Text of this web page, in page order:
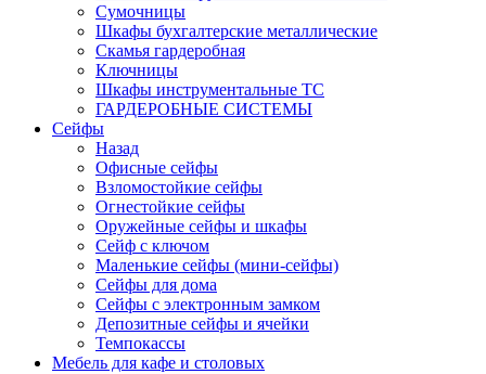
Сумочницы
Шкафы бухгалтерские металлические
Скамья гардеробная
Ключницы
Шкафы инструментальные ТС
ГАРДЕРОБНЫЕ СИСТЕМЫ
Сейфы
Назад
Офисные сейфы
Взломостойкие сейфы
Огнестойкие сейфы
Оружейные сейфы и шкафы
Сейф с ключом
Маленькие сейфы (мини-сейфы)
Сейфы для дома
Сейфы с электронным замком
Депозитные сейфы и ячейки
Темпокассы
Мебель для кафе и столовых